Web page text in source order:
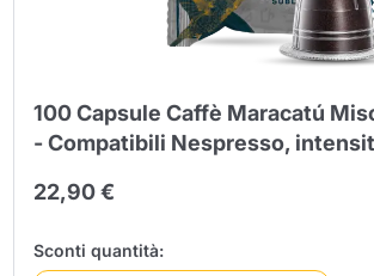
100 Capsule Caffè Maracatú
- Compatibili Nespresso,
22,90 €
Sconti quantità: